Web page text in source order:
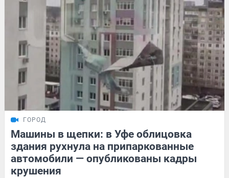
ГОРОД
Машины в щепки: в Уфе облицовка
здания рухнула на припаркованные
автомобили — опубликованы кадры
крушения